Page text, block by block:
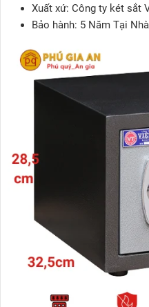
Xuất xứ: Công ty két sắt
Bảo hành: 5 Năm Tại